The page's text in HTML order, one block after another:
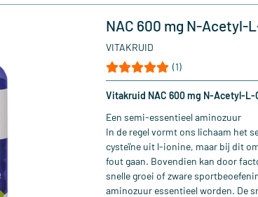
NAC 600 mg N-Acetyl-
VITAKRUID
(1)
Vitakruid NAC 600 mg N-Acetyl-
Een semi-essentieel aminozuur
In de regel vormt ons lichaam het
cysteïne uit l-ionine, maar bij dit
fout gaan. Bovendien kan door
snelle groei of zware
aminozuur essentieel worden. De